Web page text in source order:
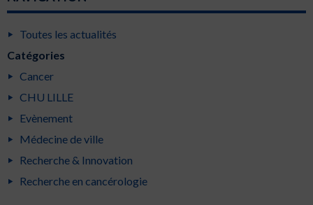
Toutes les actualités
Catégories
Cancer
CHU LILLE
Evènement
Médecine de ville
Recherche & Innovation
Recherche en cancérologie